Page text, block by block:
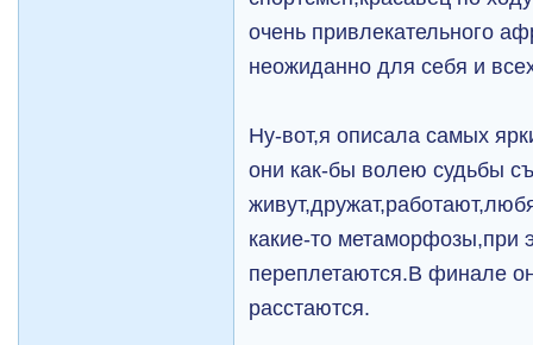
очень привлекательного
неожиданно для себя и
Ну-вот,я описала самых
они как-бы волею судьбы
какие-то метаморфозы,при
переплетаются.В финале
расстаются.